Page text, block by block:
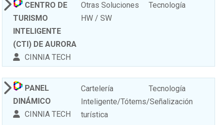
CENTRO DE
TURISMO
INTELIGENTE
(CTI) DE AURORA
CINNIA TECH
Otras Soluciones
HW / SW
Tecnología
PANEL
DINÁMICO
CINNIA TECH
Cartelería
Inteligente/Tótems/Señalización
turística
Tecnología